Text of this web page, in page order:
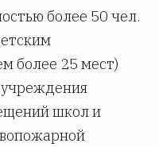
более 50 чел.
более 25 мест)
школ и